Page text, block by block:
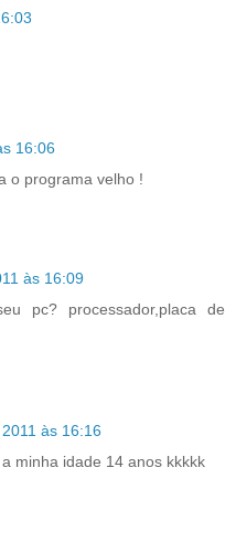
16:06
o programa velho !
às 16:09
pc? processador,placa de
às 16:16
minha idade 14 anos kkkkk